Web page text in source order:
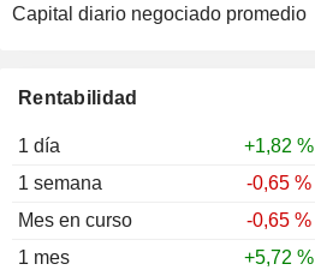
Rentabilidad
1 día
+1,82 %
1 semana
-0,65 %
Mes en curso
-0,65 %
1 mes
+5,72 %
Capital diario negociado promedio